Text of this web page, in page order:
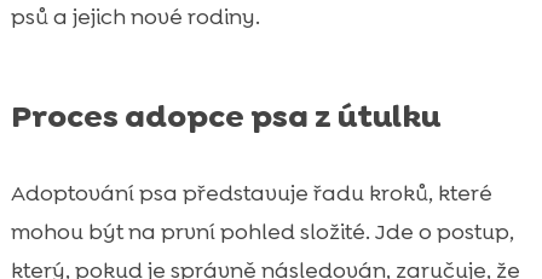
psů a jejich nové rodiny.
Proces adopce psa z útulku
Adoptování psa představuje řadu kroků, které
mohou být na první pohled složité. Jde o postup,
který, pokud je správně následován, zaručuje, že